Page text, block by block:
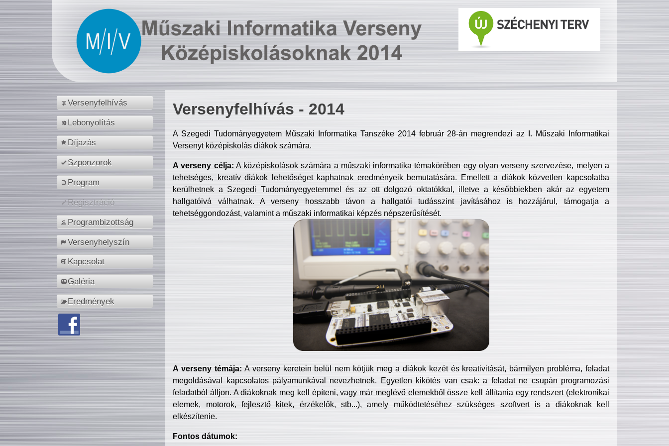
Versenyfelhívás
Lebonyolítás
Díjazás
Szponzorok
Program
Regisztráció
Programbizottság
Versenyhelyszín
Kapcsolat
Galéria
Eredmények
Versenyfelhívás - 2014
A Szegedi Tudományegyetem Műszaki Informatika Tanszéke 2014 február 28-án megrendezi az I. Műszaki Informatikai
Versenyt középiskolás diákok számára.
A verseny célja: A középiskolások számára a műszaki informatika témakörében egy olyan verseny szervezése, melyen a
tehetséges, kreatív diákok lehetőséget kaphatnak eredményeik bemutatására. Emellett a diákok közvetlen kapcsolatba
kerülhetnek a Szegedi Tudományegyetemmel és az ott dolgozó oktatókkal, illetve a későbbiekben akár az egyetem
hallgatóivá válhatnak. A verseny hosszabb távon a hallgatói tudásszint javításához is hozzájárul, támogatja a
tehetséggondozást, valamint a műszaki informatikai képzés népszerűsítését.
A verseny témája: A verseny keretein belül nem kötjük meg a diákok kezét és kreativitását, bármilyen probléma, feladat
megoldásával kapcsolatos pályamunkával nevezhetnek. Egyetlen kikötés van csak: a feladat ne csupán programozási
feladatból álljon. A diákoknak meg kell építeni, vagy már meglévő elemekből össze kell állítania egy rendszert (elektronikai
elemek, motorok, fejlesztő kitek, érzékelők, stb...), amely működtetéséhez szükséges szoftvert is a diákoknak kell
elkészítenie.
Fontos dátumok: